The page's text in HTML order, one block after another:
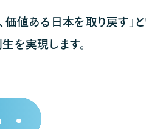
値ある日本を取り戻す」と
を実現します。